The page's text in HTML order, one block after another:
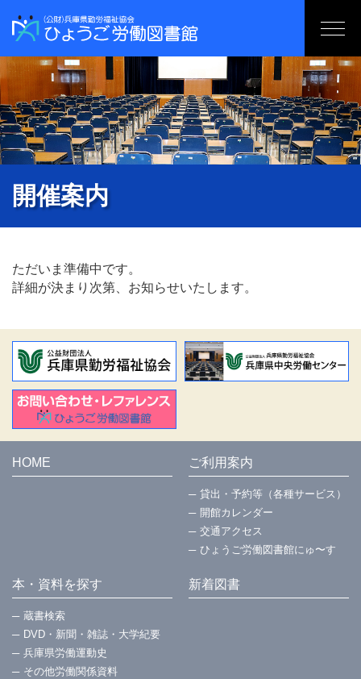
開催案内
ただいま準備中です。
詳細が決まり次第、お知らせいたします。
HOME ご利用案内
貸出・予約等（各種サービス）
開館カレンダー
交通アクセス
ひょうご労働図書館にゅ〜す
本・資料を探す
蔵書検索
DVD・新聞・雑誌・大学紀要
兵庫県労働運動史
その他労働関係資料
新着図書